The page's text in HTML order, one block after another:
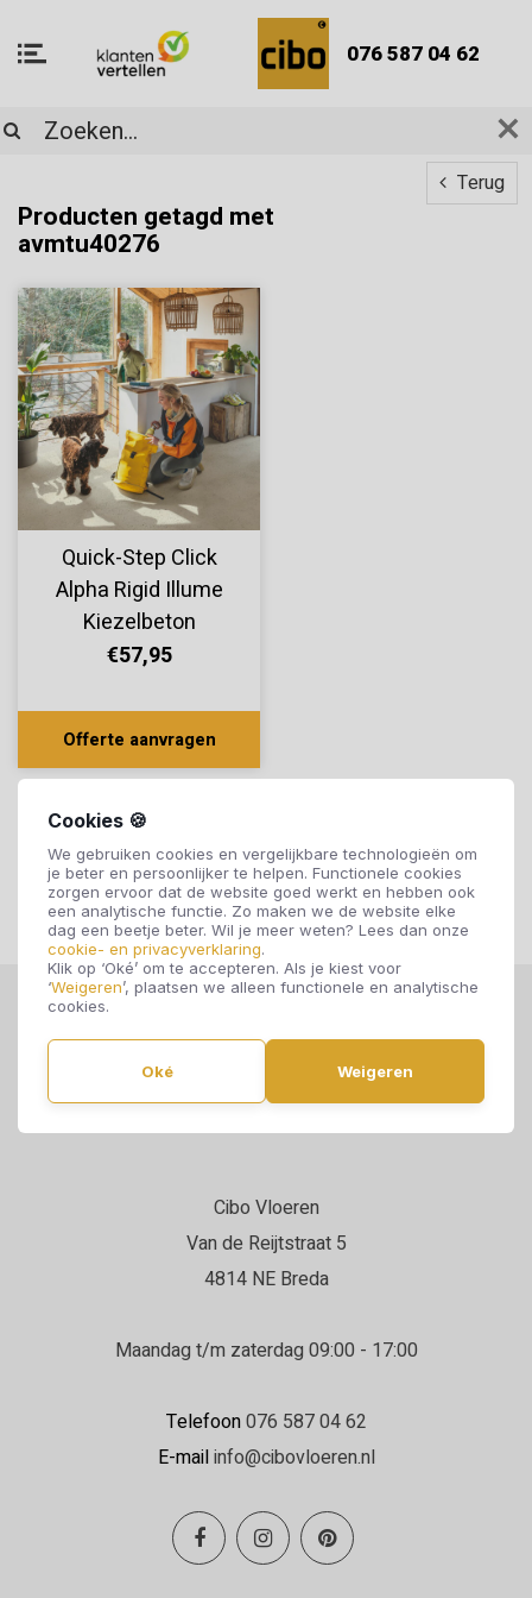
Cookies 🍪
We gebruiken cookies en vergelijkbare technologieën om
je beter en persoonlijker te helpen. Functionele cookies
zorgen ervoor dat de website goed werkt en hebben ook
een analytische functie. Zo maken we de website elke
dag een beetje beter. Wil je meer weten? Lees dan onze
cookie- en privacyverklaring.
Klik op ‘Oké’ om te accepteren. Als je kiest voor
‘Weigeren’, plaatsen we alleen functionele en analytische
cookies.
Oké Weigeren
076 587 04 62
Terug
Producten getagd met
avmtu40276
Quick-Step Click
Alpha Rigid Illume
Kiezelbeton
AVMTU40276
€57,95
Offerte aanvragen
Cibo Vloeren
Van de Reijtstraat 5
4814 NE Breda
Maandag t/m zaterdag 09:00 - 17:00
Telefoon076 587 04 62
E-mailinfo@cibovloeren.nl